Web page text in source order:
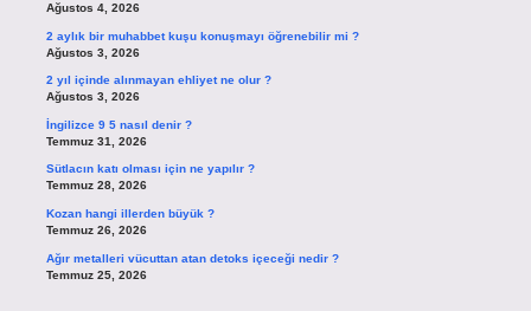
Ağustos 4, 2026
2 aylık bir muhabbet kuşu konuşmayı öğrenebilir mi ?
Ağustos 3, 2026
2 yıl içinde alınmayan ehliyet ne olur ?
Ağustos 3, 2026
İngilizce 9 5 nasıl denir ?
Temmuz 31, 2026
Sütlacın katı olması için ne yapılır ?
Temmuz 28, 2026
Kozan hangi illerden büyük ?
Temmuz 26, 2026
Ağır metalleri vücuttan atan detoks içeceği nedir ?
Temmuz 25, 2026